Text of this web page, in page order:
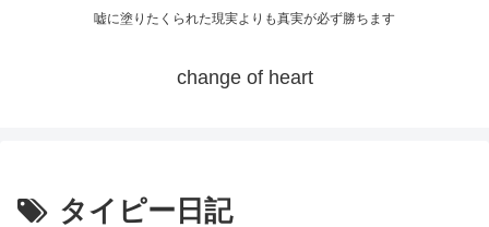
嘘に塗りたくられた現実よりも真実が必ず勝ちます
change of heart
タイピー日記